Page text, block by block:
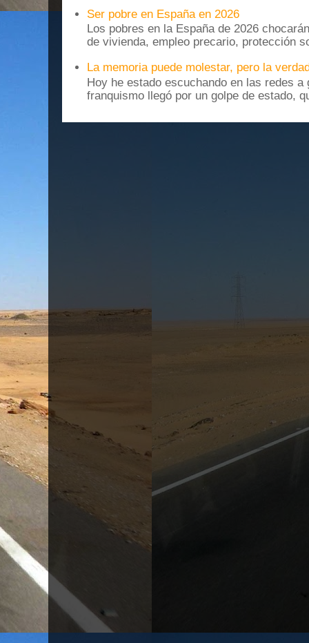
Ser pobre en España en 2026
Los pobres en la España de 2026
de vivienda, empleo precario, protección
La memoria puede molestar, pero la
Hoy he estado escuchando en las redes a
franquismo llegó por un golpe de estado,